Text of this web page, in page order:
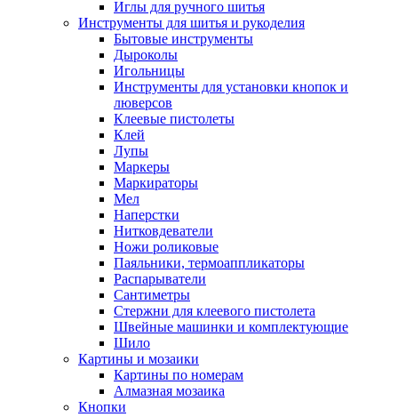
Иглы для ручного шитья
Инструменты для шитья и рукоделия
Бытовые инструменты
Дыроколы
Игольницы
Инструменты для установки кнопок и
люверсов
Клеевые пистолеты
Клей
Лупы
Маркеры
Маркираторы
Мел
Наперстки
Нитковдеватели
Ножи роликовые
Паяльники, термоаппликаторы
Распарыватели
Сантиметры
Стержни для клеевого пистолета
Швейные машинки и комплектующие
Шило
Картины и мозаики
Картины по номерам
Алмазная мозаика
Кнопки